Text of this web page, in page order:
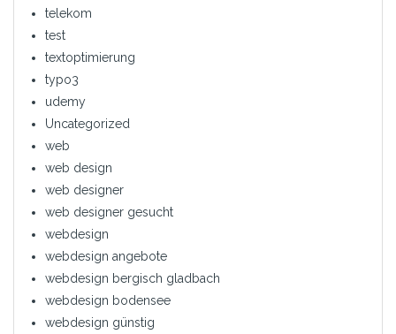
telekom
test
textoptimierung
typo3
udemy
Uncategorized
web
web design
web designer
web designer gesucht
webdesign
webdesign angebote
webdesign bergisch gladbach
webdesign bodensee
webdesign günstig